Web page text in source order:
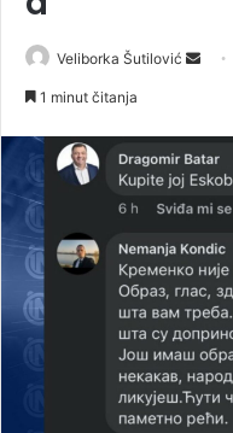
Veliborka Šutilović
a
n
a
i
l
1 minut čitanja